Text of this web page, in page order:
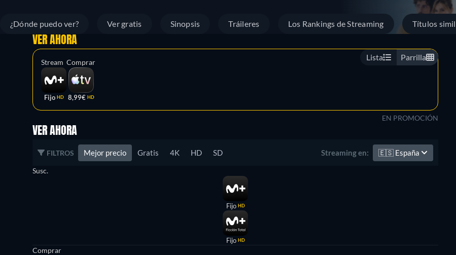
¿Dónde puedo ver? Ver gratis Sinopsis Tráileres Los Rankings de Streaming Títulos
Lista Parrilla
VER AHORA
Stream
Fijo HD
Comprar
8,99€ HD
EN PROMOCIÓN
VER AHORA
FILTROS Mejor precio Gratis 4K HD SD Streaming en: 🇪🇸 España
Susc.
Fijo HD
Fijo HD
Comprar